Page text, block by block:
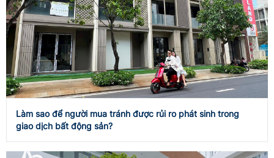
Làm sao để người mua tránh được rủi ro phát sinh trong
giao dịch bất động sản?